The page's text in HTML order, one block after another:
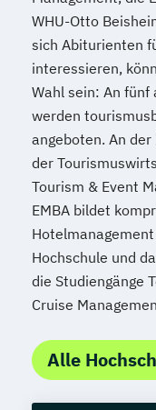
WHU-Otto
sich Abiturienten
interessieren,
Wahl sein: An fünf
werden
angeboten. An
der
Tourism & Event
EMBA bildet
Hochschule und
die Studiengänge
Cruise
Alle